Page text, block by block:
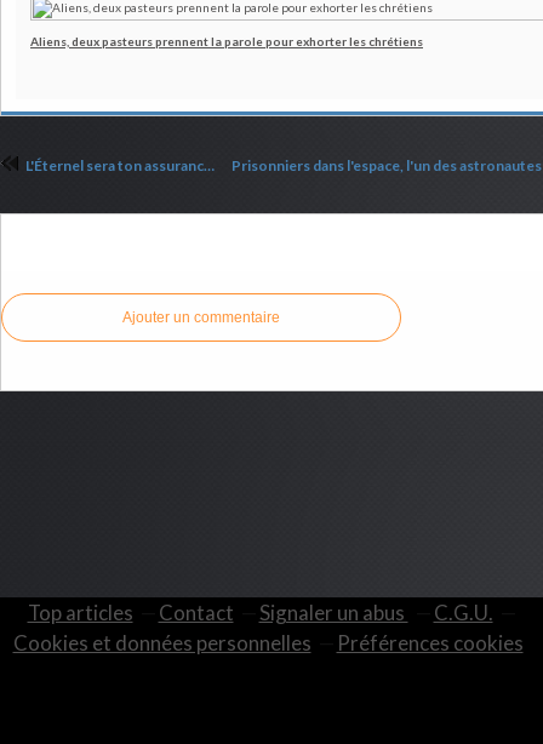
Aliens, deux pasteurs prennent la parole pour exhorter les chrétiens
L'Éternel sera ton assurance !
Ajouter un commentaire
Top articles Contact Signaler un abus
C.G.U.
Cookies et données personnelles
Préférences cookies